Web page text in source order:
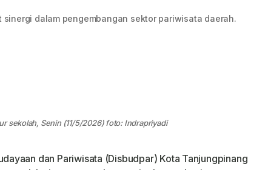
dalam pengembangan sektor pariwisata daerah.
sekolah, Senin (11/5/2026) foto: Indrapriyadi
dan Pariwisata (Disbudpar) Kota Tanjungpinang